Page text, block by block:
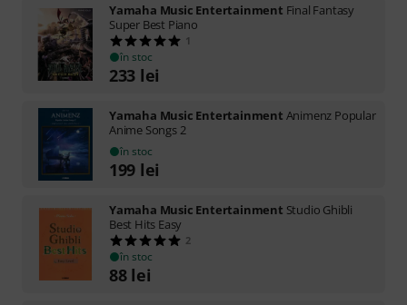
Yamaha Music Entertainment Final Fantasy
Super Best Piano
1
în stoc
233 lei
Yamaha Music Entertainment Animenz Popular
Anime Songs 2
în stoc
199 lei
Yamaha Music Entertainment Studio Ghibli
Best Hits Easy
2
în stoc
88 lei